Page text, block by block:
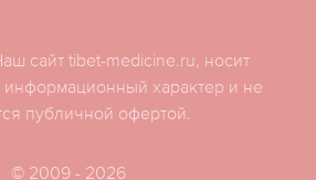
сайт tibet-medicine.ru, носит
характер и не
публичной офертой.
© 2009 - 2026